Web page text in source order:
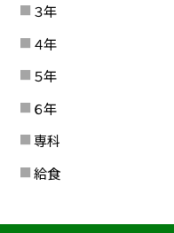
３年
４年
５年
６年
専科
給食